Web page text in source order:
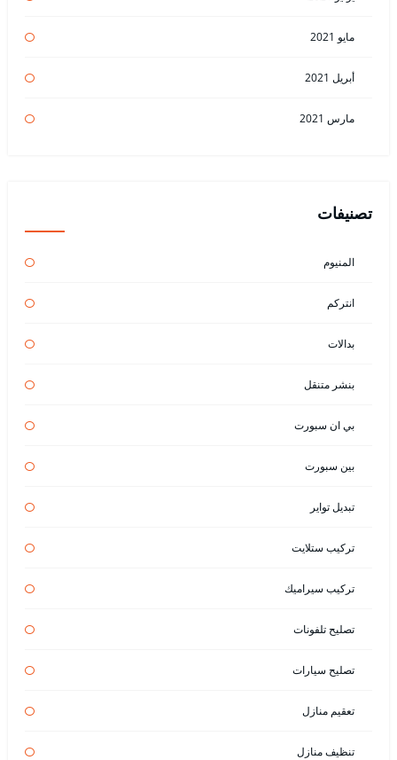
مايو 2021
أبريل 2021
مارس 2021
تصنيفات
المنيوم
انتركم
بدالات
بنشر متنقل
بي ان سبورت
بين سبورت
تبديل تواير
تركيب ستلايت
تركيب سيراميك
تصليح تلفونات
تصليح سيارات
تعقيم منازل
تنظيف منازل